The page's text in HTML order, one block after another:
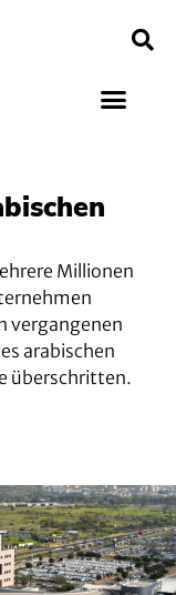
Millionen
vergangenen
arabischen
überschritten.